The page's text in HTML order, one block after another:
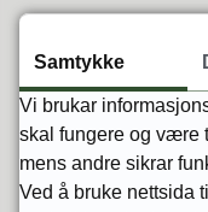
Samtykke
Vi brukar
skal fungere og være
mens andre sikrar
Ved å bruke nettsida